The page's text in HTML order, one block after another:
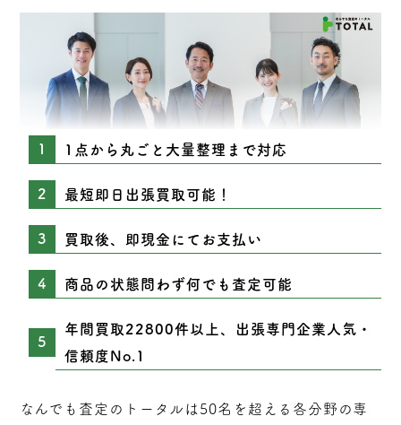
1点から丸ごと大量整理まで対応
最短即日出張買取可能！
買取後、即現金にてお支払い
商品の状態問わず何でも査定可能
年間買取22800件以上、出張専門企業人気・
信頼度No.1
なんでも査定のトータルは50名を超える各分野の専